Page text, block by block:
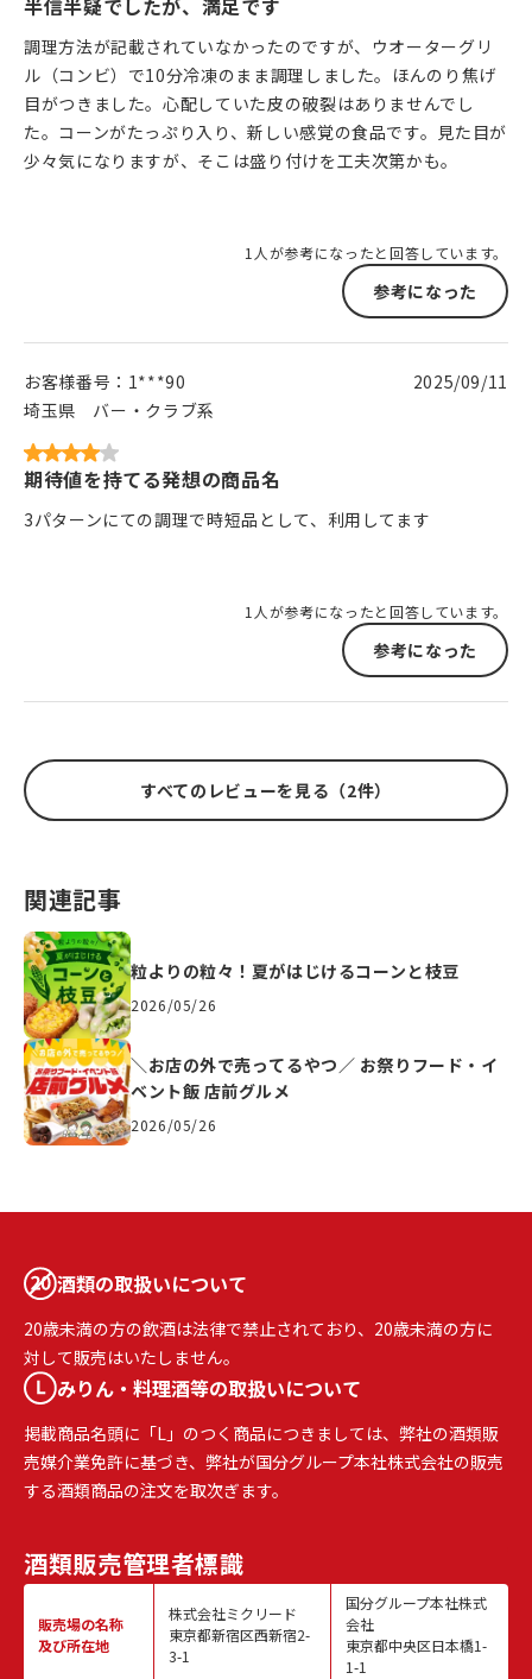
半信半疑でしたが、満足です
調理方法が記載されていなかったのですが、ウオーターグリ
ル（コンビ）で10分冷凍のまま調理しました。ほんのり焦げ
目がつきました。心配していた皮の破裂はありませんでし
た。コーンがたっぷり入り、新しい感覚の食品です。見た目が
少々気になりますが、そこは盛り付けを工夫次第かも。
1人が参考になったと回答しています。
参考になった
お客様番号： 1***90
埼玉県
バー・クラブ系
2025/09/11
期待値を持てる発想の商品名
3パターンにての調理で時短品として、利用してます
1人が参考になったと回答しています。
参考になった
すべてのレビューを見る（2件）
関連記事
粒よりの粒々！夏がはじけるコーンと枝豆
2026/05/26
＼お店の外で売ってるやつ／ お祭りフード・イ
ベント飯 店前グルメ
2026/05/26
酒類の取扱いについて
20歳未満の方の飲酒は法律で禁止されており、20歳未満の方に
対して販売はいたしません。
みりん・料理酒等の取扱いについて
掲載商品名頭に「L」のつく商品につきましては、弊社の酒類販
売媒介業免許に基づき、弊社が国分グループ本社株式会社の販売
する酒類商品の注文を取次ぎます。
酒類販売管理者標識
販売場の名称
及び所在地
株式会社ミクリード
東京都新宿区西新宿2-
3-1
国分グループ本社株式
会社
東京都中央区日本橋1-
1-1